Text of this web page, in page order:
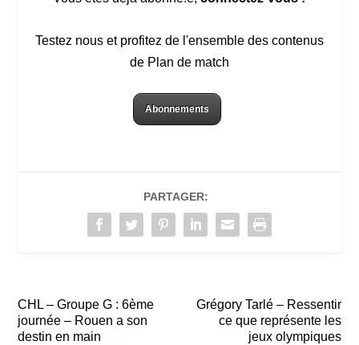
Testez nous et profitez de l'ensemble des contenus
de Plan de match
Abonnements
PARTAGER:
CHL – Groupe G : 6ème
journée – Rouen a son
destin en main
Grégory Tarlé – Ressentir
ce que représente les
jeux olympiques